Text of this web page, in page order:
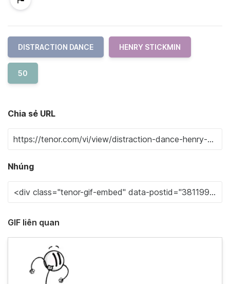
DISTRACTION DANCE HENRY STICKMIN
50
Chia sẻ URL
Nhúng
GIF liên quan